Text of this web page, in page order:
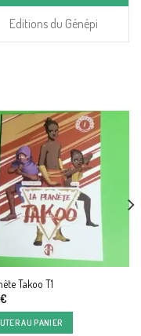
Editions du Génépi
Takoo T1
€
AU PANIER